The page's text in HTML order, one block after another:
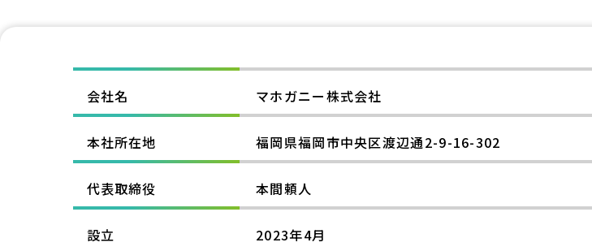
会社名 マホガニー株式会社
本社所在地 福岡県福岡市中央区渡辺通2-9-16-302
代表取締役 本間頼人
設立 2023年4月